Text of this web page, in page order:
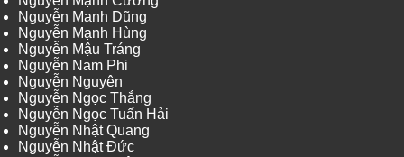
Nguyễn Mạnh Dũng
Nguyễn Mạnh Hùng
Nguyễn Mậu Tráng
Nguyễn Nam Phi
Nguyễn Nguyên
Nguyễn Ngọc Thắng
Nguyễn Ngọc Tuấn Hải
Nguyễn Nhật Quang
Nguyễn Nhật Đức